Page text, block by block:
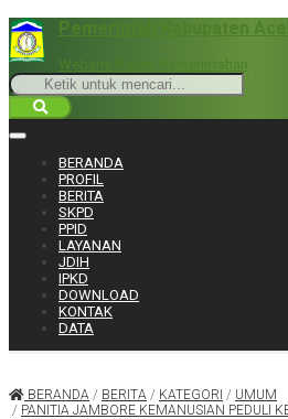
Pemerintah Kabupaten
Website Resmi Pemerintahan
BERANDA
PROFIL
BERITA
SKPD
PPID
LAYANAN
JDIH
IPKD
DOWNLOAD
KONTAK
DATA
BERANDA / BERITA / KATEGORI / UMUM
/ PANITIA JAMBORE KEMANUSIAN PEDULI